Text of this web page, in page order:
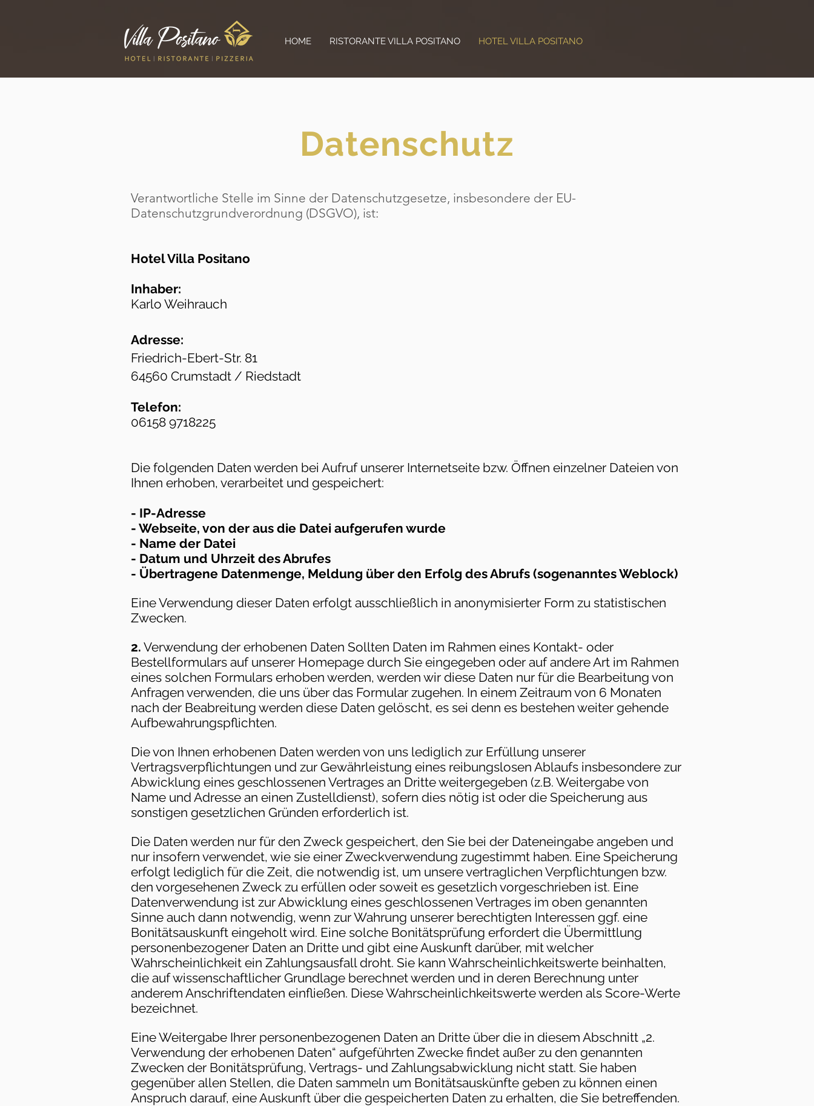
HOME RISTORANTE VILLA POSITANO HOTEL VILLA POSITANO
Datenschutz
Verantwortliche Stelle im Sinne der Datenschutzgesetze, insbesondere der EU-
Datenschutzgrundverordnung (DSGVO), ist:
Hotel Villa Positano
Inhaber:
Karlo Weihrauch
Adresse:
Friedrich-Ebert-Str. 81
64560 Crumstadt / Riedstadt
Telefon:
06158 9718225
Die folgenden Daten werden bei Aufruf unserer Internetseite bzw. Öffnen einzelner Dateien von
Ihnen erhoben, verarbeitet und gespeichert:
- IP-Adresse
- Webseite, von der aus die Datei aufgerufen wurde
- Name der Datei
- Datum und Uhrzeit des Abrufes
- Übertragene Datenmenge, Meldung über den Erfolg des Abrufs (sogenanntes Weblock)
Eine Verwendung dieser Daten erfolgt ausschließlich in anonymisierter Form zu statistischen
Zwecken.
2. Verwendung der erhobenen Daten Sollten Daten im Rahmen eines Kontakt- oder
Bestellformulars auf unserer Homepage durch Sie eingegeben oder auf andere Art im Rahmen
eines solchen Formulars erhoben werden, werden wir diese Daten nur für die Bearbeitung von
Anfragen verwenden, die uns über das Formular zugehen. In einem Zeitraum von 6 Monaten
nach der Beabreitung werden diese Daten gelöscht, es sei denn es bestehen weiter gehende
Aufbewahrungspflichten.
Die von Ihnen erhobenen Daten werden von uns lediglich zur Erfüllung unserer
Vertragsverpflichtungen und zur Gewährleistung eines reibungslosen Ablaufs insbesondere zur
Abwicklung eines geschlossenen Vertrages an Dritte weitergegeben (z.B. Weitergabe von
Name und Adresse an einen Zustelldienst), sofern dies nötig ist oder die Speicherung aus
sonstigen gesetzlichen Gründen erforderlich ist.
Die Daten werden nur für den Zweck gespeichert, den Sie bei der Dateneingabe angeben und
nur insofern verwendet, wie sie einer Zweckverwendung zugestimmt haben. Eine Speicherung
erfolgt lediglich für die Zeit, die notwendig ist, um unsere vertraglichen Verpflichtungen bzw.
den vorgesehenen Zweck zu erfüllen oder soweit es gesetzlich vorgeschrieben ist. Eine
Datenverwendung ist zur Abwicklung eines geschlossenen Vertrages im oben genannten
Sinne auch dann notwendig, wenn zur Wahrung unserer berechtigten Interessen ggf. eine
Bonitätsauskunft eingeholt wird. Eine solche Bonitätsprüfung erfordert die Übermittlung
personenbezogener Daten an Dritte und gibt eine Auskunft darüber, mit welcher
Wahrscheinlichkeit ein Zahlungsausfall droht. Sie kann Wahrscheinlichkeitswerte beinhalten,
die auf wissenschaftlicher Grundlage berechnet werden und in deren Berechnung unter
anderem Anschriftendaten einfließen. Diese Wahrscheinlichkeitswerte werden als Score-Werte
bezeichnet.
Eine Weitergabe Ihrer personenbezogenen Daten an Dritte über die in diesem Abschnitt „2.
Verwendung der erhobenen Daten“ aufgeführten Zwecke findet außer zu den genannten
Zwecken der Bonitätsprüfung, Vertrags- und Zahlungsabwicklung nicht statt. Sie haben
gegenüber allen Stellen, die Daten sammeln um Bonitätsauskünfte geben zu können einen
Anspruch darauf, eine Auskunft über die gespeicherten Daten zu erhalten, die Sie betreffenden.